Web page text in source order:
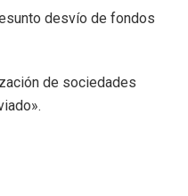
desvío de fondos
de sociedades